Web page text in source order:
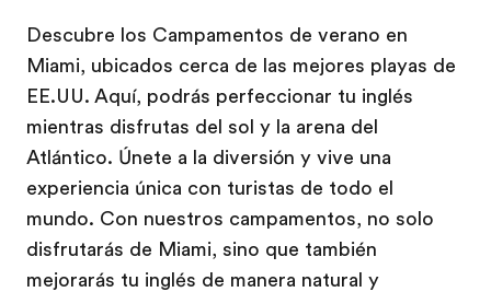
Trabajos
Únete al equipo
Descubre los Campamentos de verano en
Miami, ubicados cerca de las mejores playas de
EE.UU. Aquí, podrás perfeccionar tu inglés
mientras disfrutas del sol y la arena del
Atlántico. Únete a la diversión y vive una
experiencia única con turistas de todo el
mundo. Con nuestros campamentos, no solo
disfrutarás de Miami, sino que también
mejorarás tu inglés de manera natural y